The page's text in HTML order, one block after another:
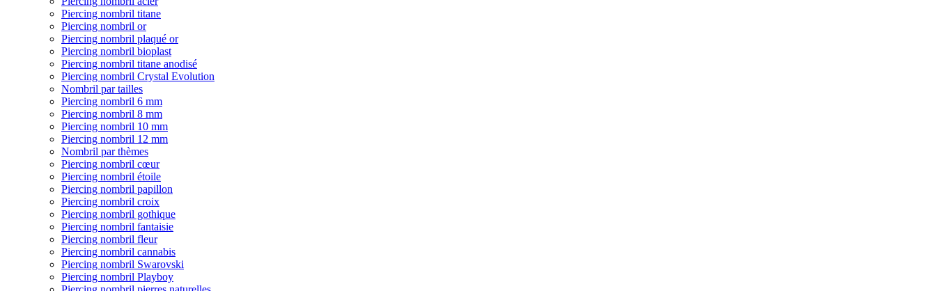
Piercing nombril titane
Piercing nombril or
Piercing nombril plaqué or
Piercing nombril bioplast
Piercing nombril titane anodisé
Piercing nombril Crystal Evolution
Nombril par tailles
Piercing nombril 6 mm
Piercing nombril 8 mm
Piercing nombril 10 mm
Piercing nombril 12 mm
Nombril par thèmes
Piercing nombril cœur
Piercing nombril étoile
Piercing nombril papillon
Piercing nombril croix
Piercing nombril gothique
Piercing nombril fantaisie
Piercing nombril fleur
Piercing nombril cannabis
Piercing nombril Swarovski
Piercing nombril Playboy